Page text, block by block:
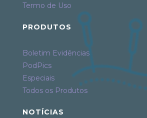
Termo de Uso
PRODUTOS
Boletim Evidências
PodPics
Especiais
Todos os Produtos
NOTÍCIAS